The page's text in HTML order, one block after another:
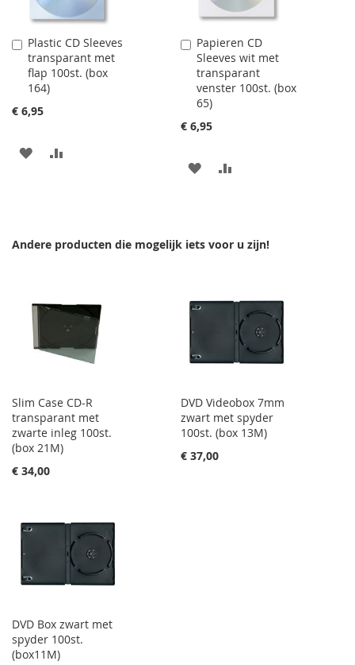
Plastic CD Sleeves
transparant met
flap 100st. (box
164)
€ 6,95
In
Winkelwagen
VOEG
Papieren CD
Sleeves wit met
transparant
venster 100st. (box
65)
€ 6,95
In
Winkelwagen
VOEG
VERLANGLIJST
VERGELIJKEN
Andere producten die mogelijk iets voor u zijn!
Slim Case CD-R
transparant met
zwarte inleg 100st.
(box 21M)
€ 34,00
DVD Videobox 7mm
zwart met spyder
100st. (box 13M)
€ 37,00
DVD Box zwart met
spyder 100st.
(box11M)